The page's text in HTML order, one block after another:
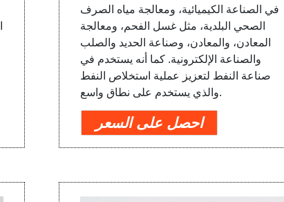
في الصناعة الكيميائية، ومعالجة مياه الصرف
الصحي البلدية، مثل غسل الفحم، ومعالجة
المعادن، والمعادن، وصناعة الحديد والصلب
والصناعة الإلكترونية. كما أنه يستخدم في
صناعة النفط لتعزيز عملية استخلاص النفط
والذي يستخدم على نطاق واسع.
احصل على السعر